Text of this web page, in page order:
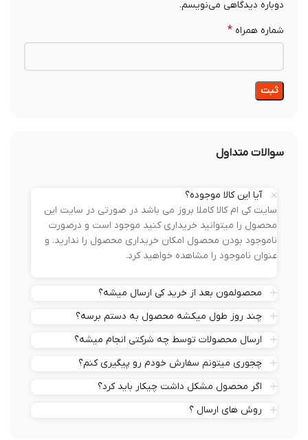
دوباره دیدگاهی می‌نویسم.
شماره همراه*
سوالات متداول
آیا این کالا موجوده؟
سایت کی ام کالا کاملا بروز می باشد در صورتی در سایت این
محصول را میتوانید خریداری کنید موجود است و درصورت
ناموجود بودن محصول امکان خریداری محصول را ندارید. و
عنوان ناموجود را مشاهده خواهید کرد.
محصولمون بعد از خرید کی ارسال میشه؟
چند روز طول میکشه محصول به دستم برسه؟
ارسال محصولات توسط چه شرکتی انجام میشه؟
چجوری میتونم سفارش خودم رو پیگیری کنم؟
اگر محصول مشکل داشت چیکار باید کرد؟
روش های ارسال ؟